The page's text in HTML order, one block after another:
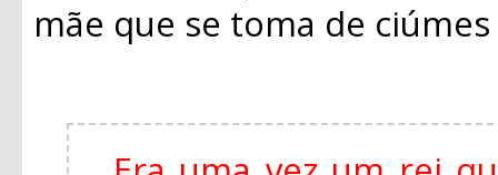
mãe que se toma de